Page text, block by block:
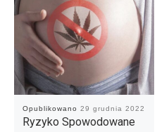
Opublikowano 29 grudnia 2022
Ryzyko Spowodowane